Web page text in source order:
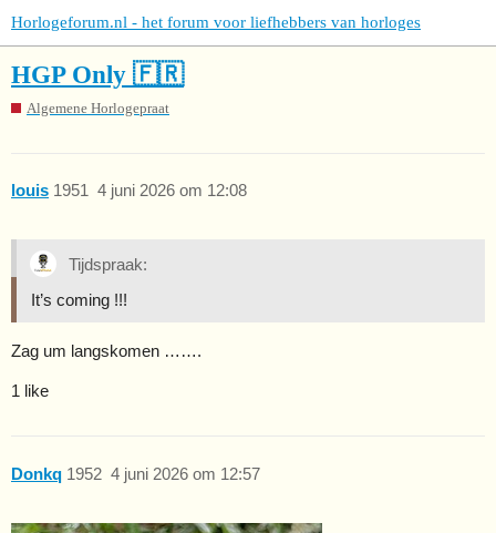
Horlogeforum.nl - het forum voor liefhebbers van horloges
HGP Only 🇫🇷
Algemene Horlogepraat
louis 4 juni 2026 om 12:08
1951
Tijdspraak:
It’s coming !!!
Zag um langskomen …….
1 like
Donkq 4 juni 2026 om 12:57
1952